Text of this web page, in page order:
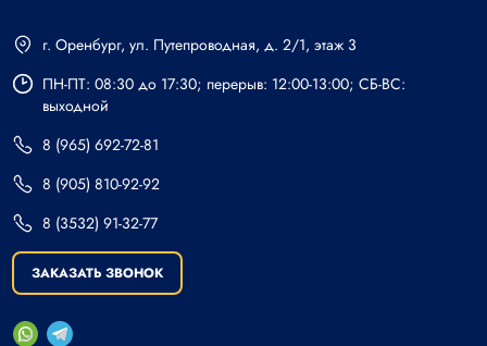
г. Оренбург, ул. Путепроводная, д. 2/1, этаж 3
ПН-ПТ: 08:30 до 17:30; перерыв: 12:00-13:00; СБ-ВС:
выходной
8 (965) 692-72-81
8 (905) 810-92-92
8 (3532) 91-32-77
ЗАКАЗАТЬ ЗВОНОК